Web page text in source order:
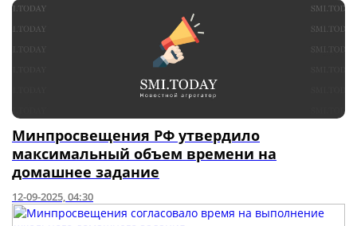
Минпросвещения РФ утвердило
максимальный объем времени на
домашнее задание
12-09-2025, 04:30